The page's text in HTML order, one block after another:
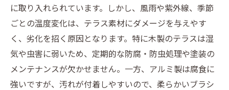
に取り入れられています。しかし、風雨や紫外線、季節
ごとの温度変化は、テラス素材にダメージを与えやす
く、劣化を招く原因となります。特に木製のテラスは湿
気や虫害に弱いため、定期的な防腐・防虫処理や塗装の
メンテナンスが欠かせません。一方、アルミ製は腐食に
強いですが、汚れが付着しやすいので、柔らかいブラシ